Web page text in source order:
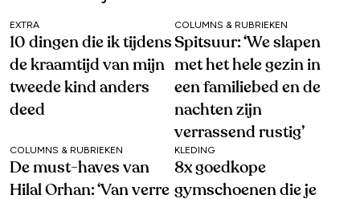
EXTRA
10 dingen die ik tijdens
de kraamtijd van mijn
tweede kind anders
deed
COLUMNS & RUBRIEKEN
Spitsuur: ‘We slapen
met het hele gezin in
een familiebed en de
nachten zijn
verrassend rustig’
COLUMNS & RUBRIEKEN
De must-haves van
Hilal Orhan: ‘Van verre
KLEDING
8x goedkope
gymschoenen die je